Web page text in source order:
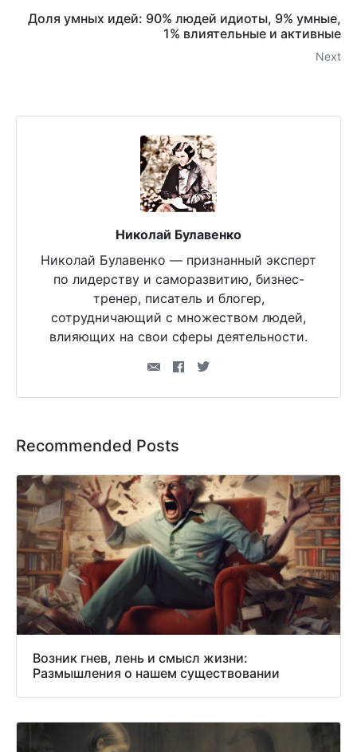
Доля умных идей: 90% людей идиоты, 9% умные,
1% влиятельные и активные
Next
Николай Булавенко
Николай Булавенко — признанный эксперт
по лидерству и саморазвитию, бизнес-
тренер, писатель и блогер,
сотрудничающий с множеством людей,
влияющих на свои сферы деятельности.
Recommended Posts
Возник гнев, лень и смысл жизни:
Размышления о нашем существовании